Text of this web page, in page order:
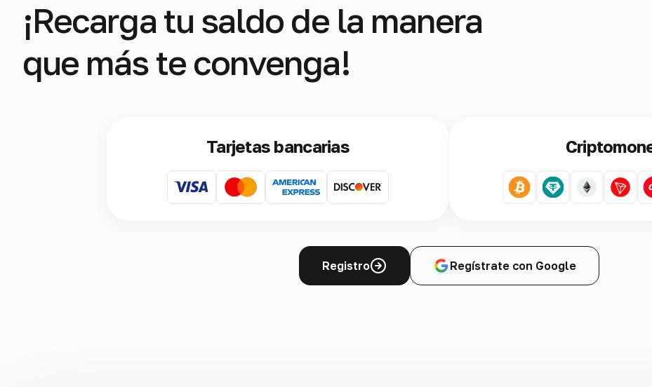
¡Recarga tu saldo de la manera
que más te convenga!
Tarjetas bancarias
Registro Regístrate con Google